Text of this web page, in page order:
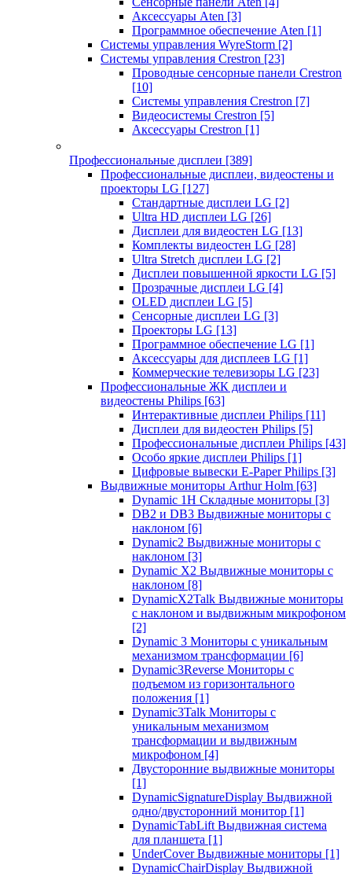
Аксессуары Aten [3]
Программное обеспечение Aten [1]
Системы управления WyreStorm [2]
Системы управления Crestron [23]
Проводные сенсорные панели Crestron
[10]
Системы управления Crestron [7]
Видеосистемы Crestron [5]
Аксессуары Crestron [1]
Профессиональные дисплеи [389]
Профессиональные дисплеи, видеостены и
проекторы LG [127]
Стандартные дисплеи LG [2]
Ultra HD дисплеи LG [26]
Дисплеи для видеостен LG [13]
Комплекты видеостен LG [28]
Ultra Stretch дисплеи LG [2]
Дисплеи повышенной яркости LG [5]
Прозрачные дисплеи LG [4]
OLED дисплеи LG [5]
Сенсорные дисплеи LG [3]
Проекторы LG [13]
Программное обеспечение LG [1]
Аксессуары для дисплеев LG [1]
Коммерческие телевизоры LG [23]
Профессиональные ЖК дисплеи и
видеостены Philips [63]
Интерактивные дисплеи Philips [11]
Дисплеи для видеостен Philips [5]
Профессиональные дисплеи Philips [43]
Особо яркие дисплеи Philips [1]
Цифровые вывески E-Paper Philips [3]
Выдвижные мониторы Arthur Holm [63]
Dynamic 1Н Складные мониторы [3]
DB2 и DB3 Выдвижные мониторы с
наклоном [6]
Dynamic2 Выдвижные мониторы с
наклоном [3]
Dynamic X2 Выдвижные мониторы с
наклоном [8]
DynamicX2Talk Выдвижные мониторы
с наклоном и выдвижным микрофоном
[2]
Dynamic 3 Мониторы с уникальным
механизмом трансформации [6]
Dynamic3Reverse Мониторы с
подъемом из горизонтального
положения [1]
Dynamic3Talk Мониторы с
уникальным механизмом
трансформации и выдвижным
микрофоном [4]
Двусторонние выдвижные мониторы
[1]
DynamicSignatureDisplay Выдвижной
одно/двусторонний монитор [1]
DynamicTabLift Выдвижная система
для планшета [1]
UnderCover Выдвижные мониторы [1]
DynamicChairDisplay Выдвижной